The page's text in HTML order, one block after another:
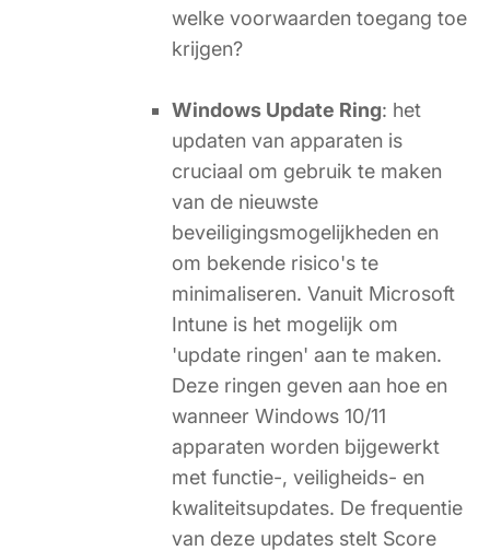
welke voorwaarden toegang toe
krijgen?
Windows Update Ring: het
updaten van apparaten is
cruciaal om gebruik te maken
van de nieuwste
beveiligingsmogelijkheden en
om bekende risico's te
minimaliseren. Vanuit Microsoft
Intune is het mogelijk om
'update ringen' aan te maken.
Deze ringen geven aan hoe en
wanneer Windows 10/11
apparaten worden bijgewerkt
met functie-, veiligheids- en
kwaliteitsupdates. De frequentie
van deze updates stelt Score